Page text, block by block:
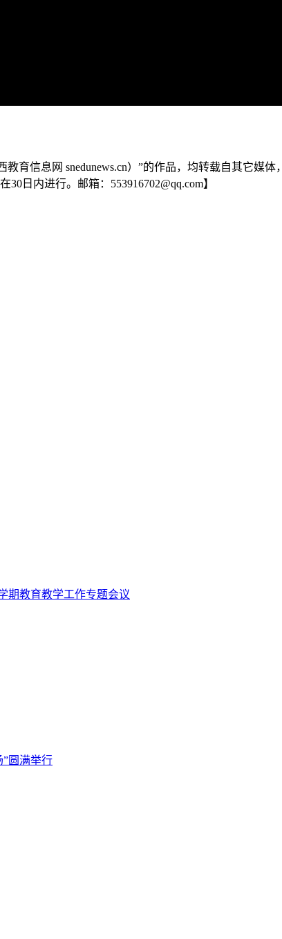
育信息网 snedunews.cn）”的作品，均转载自其它媒
日内进行。邮箱：553916702@qq.com】
期教育教学工作专题会议
”圆满举行